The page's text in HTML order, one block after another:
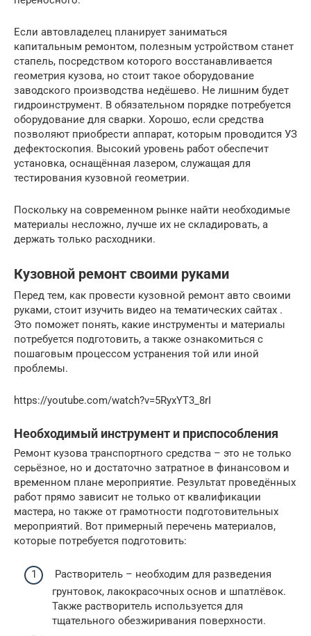
Если автовладелец планирует заниматься
капитальным ремонтом, полезным устройством станет
стапель, посредством которого восстанавливается
геометрия кузова, но стоит такое оборудование
заводского производства недёшево. Не лишним будет
гидроинструмент. В обязательном порядке потребуется
оборудование для сварки. Хорошо, если средства
позволяют приобрести аппарат, которым проводится УЗ
дефектоскопия. Высокий уровень работ обеспечит
установка, оснащённая лазером, служащая для
тестирования кузовной геометрии.
Поскольку на современном рынке найти необходимые
материалы несложно, лучше их не складировать, а
держать только расходники.
Кузовной ремонт своими руками
Перед тем, как провести кузовной ремонт авто своими
руками, стоит изучить видео на тематических сайтах .
Это поможет понять, какие инструменты и материалы
потребуется подготовить, а также ознакомиться с
пошаговым процессом устранения той или иной
проблемы.
https://youtube.com/watch?v=5RyxYT3_8rI
Необходимый инструмент и приспособления
Ремонт кузова транспортного средства – это не только
серьёзное, но и достаточно затратное в финансовом и
временном плане мероприятие. Результат проведённых
работ прямо зависит не только от квалификации
мастера, но также от грамотности подготовительных
мероприятий. Вот примерный перечень материалов,
которые потребуется подготовить:
Растворитель – необходим для разведения
грунтовок, лакокрасочных основ и шпатлёвок.
Также растворитель используется для
тщательного обезжиривания поверхности.